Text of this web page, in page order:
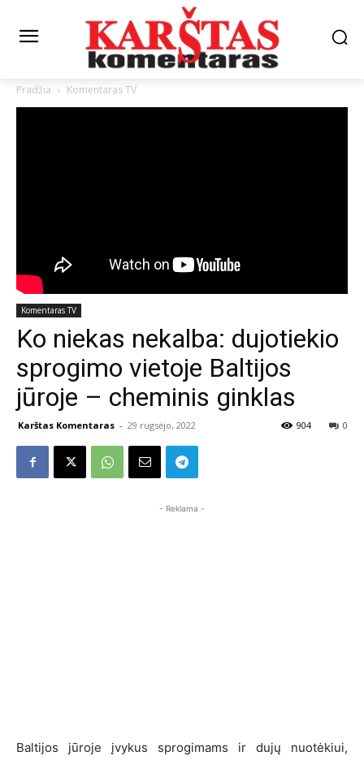
Pradžia Komentaras TV
Komentaras TV
Ko niekas nekalba: dujotiekio
sprogimo vietoje Baltijos
jūroje – cheminis ginklas
Karštas Komentaras - 29 rugsėjo, 2022 0
904
- Reklama -
Baltijos jūroje įvykus sprogimams ir dujų nuotėkiui,